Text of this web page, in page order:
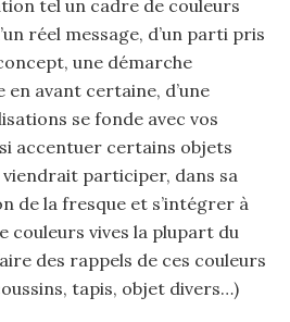
tel un cadre de couleurs
réel message, d’un parti pris
une démarche
avant certaine, d’une
se fonde avec vos
accentuer certains objets
participer, dans sa
de la fresque et s’intégrer à
couleurs vives la plupart du
des rappels de ces couleurs
tapis, objet divers…)